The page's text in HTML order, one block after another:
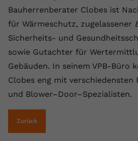
Bauherrenberater Clobes ist
für Wärmeschutz, zugelassener
Sicherheits- und
sowie Gutachter für
Gebäuden. In seinem VPB-Büro
Clobes eng mit verschiedensten
und Blower–Door–Spezialisten.
Zurück
Anbieter Youtube.com
Laufzeit Session
Zweck
Dieser von
registriert eine
Daten darüber zu